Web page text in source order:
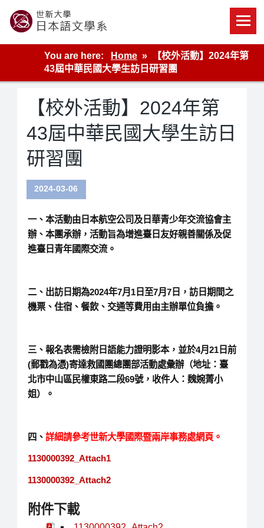
content
世新大學教學單位的網站
You are here:
Home
【校外活動】2024年第
43屆中華民國大學生訪日研習團
【校外活動】2024年第
43屆中華民國大學生訪日
研習團
2024-03-06
一、本活動由日本航空公司及日華青少年交流協會主
辦、本團承辦，活動旨為增進臺日友好親善關係及促
進臺日青年國際交流。
二、出訪日期為2024年7月1日至7月7日，訪日期間之
機票、住宿、餐飲、交通等費用由主辦單位負擔。
三、報名表需檢附日語能力證明影本，並於4月21日前
(郵戳為憑)寄達救國團總團部活動處彙辦（地址：臺
北市中山區民權東路二段69號，收件人：魏婉菁小
姐）。
四、 詳細請參考世新大學國際暨兩岸事務處網頁。
1130000392_Attach1
1130000392_Attach2
附件下載